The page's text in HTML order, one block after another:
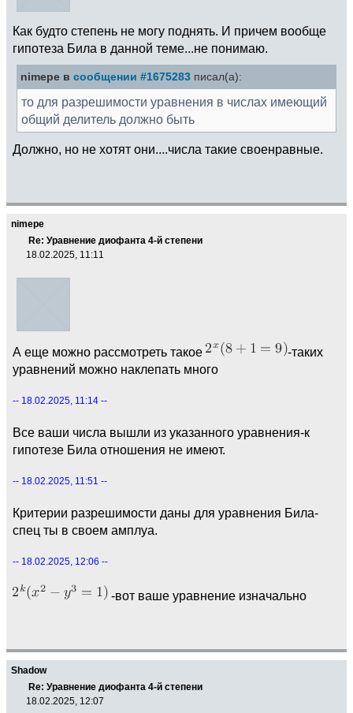
Как будто степень не могу поднять. И причем вообще
гипотеза Била в данной теме...не понимаю.
nimepe в сообщении #1675283 писал(а):
то для разрешимости уравнения в числах имеющий
общий делитель должно быть
Должно, но не хотят они....числа такие своенравные.
nimepe
Re: Уравнение диофанта 4-й степени
18.02.2025, 11:11
А еще можно рассмотреть такое
-таких
уравнений можно наклепать много
-- 18.02.2025, 11:14 --
Все ваши числа вышли из указанного уравнения-к
гипотезе Била отношения не имеют.
-- 18.02.2025, 11:51 --
Критерии разрешимости даны для уравнения Била-
спец ты в своем амплуа.
-- 18.02.2025, 12:06 --
-вот ваше уравнение изначально
Shadow
Re: Уравнение диофанта 4-й степени
18.02.2025, 12:07